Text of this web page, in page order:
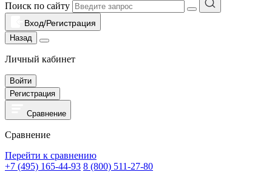
Поиск по сайту
Вход/Регистрация
Назад
Личный кабинет
Войти
Регистрация
Сравнение
Сравнение
Перейти к сравнению
+7 (495) 165-44-93 8 (800) 511-27-80